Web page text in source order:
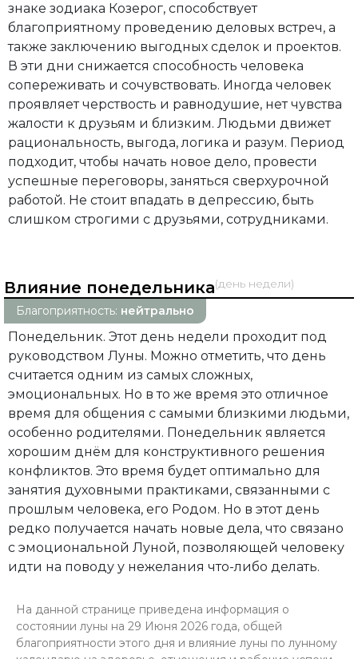
знаке зодиака Козерог, способствует
благоприятному проведению деловых встреч, а
также заключению выгодных сделок и проектов.
В эти дни снижается способность человека
сопереживать и сочувствовать. Иногда человек
проявляет черствость и равнодушие, нет чувства
жалости к друзьям и близким. Людьми движет
рациональность, выгода, логика и разум. Период
подходит, чтобы начать новое дело, провести
успешные переговоры, заняться сверхурочной
работой. Не стоит впадать в депрессию, быть
слишком строгими с друзьями, сотрудниками.
Влияние понедельника(день недели)
Благоприятность: нейтрально
Понедельник. Этот день недели проходит под
руководством Луны. Можно отметить, что день
считается одним из самых сложных,
эмоциональных. Но в то же время это отличное
время для общения с самыми близкими людьми,
особенно родителями. Понедельник является
хорошим днём для конструктивного решения
конфликтов. Это время будет оптимально для
занятия духовными практиками, связанными с
прошлым человека, его Родом. Но в этот день
редко получается начать новые дела, что связано
с эмоциональной Луной, позволяющей человеку
идти на поводу у нежелания что-либо делать.
На данной странице приведена информация о
состоянии луны на 29 Июня 2026 года, общей
благоприятности этого дня и влияние луны по лунному